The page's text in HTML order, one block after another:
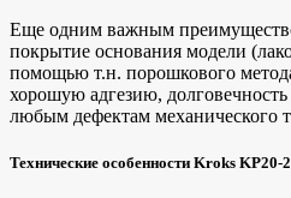
Еще одним важным
покрытие основания модели
помощью т.н. порошкового
хорошую адгезию,
любым дефектам механического
Технические особенности Kroks KP20-